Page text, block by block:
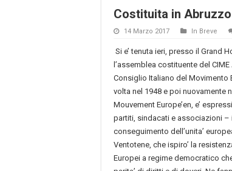
Costituita in
14 Marzo 2017 In Breve
Si e’ tenuta ieri, presso il Grand
l’assemblea costituente del
Consiglio Italiano del Movimento
volta nel 1948 e poi nuovamente
Mouvement Europe’en, e’
partiti, sindacati e associazioni –
conseguimento dell’unita’
Ventotene, che ispiro’ la
Europei a regime democratico